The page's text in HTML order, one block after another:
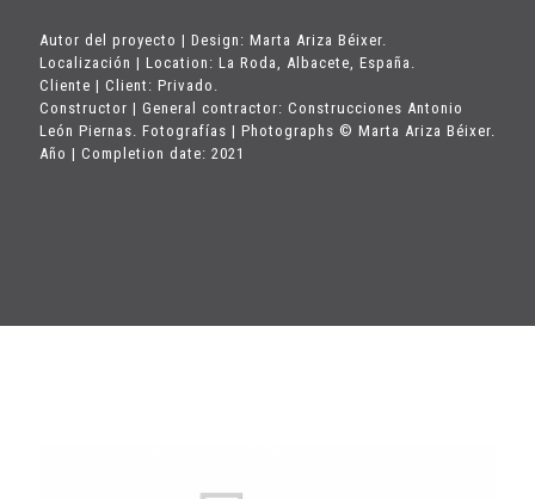
Autor del proyecto | Design: Marta Ariza Béixer.
Localización | Location: La Roda, Albacete, España.
Cliente | Client: Privado.
Constructor | General contractor: Construcciones Antonio
León Piernas. Fotografías | Photographs © Marta Ariza Béixer.
Año | Completion date: 2021